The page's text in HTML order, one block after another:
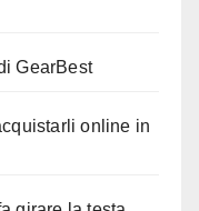
GearBest
online in